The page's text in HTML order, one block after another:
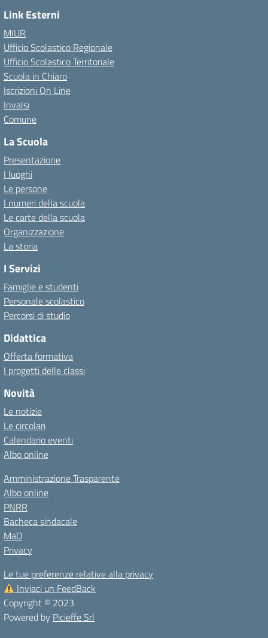
Link Esterni
MIUR
Ufficio Scolastico Regionale
Ufficio Scolastico Territoriale
Scuola in Chiaro
Iscrizioni On Line
Invalsi
Comune
La Scuola
Presentazione
I luoghi
Le persone
I numeri della scuola
Le carte della scuola
Organizzazione
La storia
I Servizi
Famiglie e studenti
Personale scolastico
Percorsi di studio
Didattica
Offerta formativa
I progetti delle classi
Novità
Le notizie
Le circolari
Calendario eventi
Albo online
Amministrazione Trasparente
Albo online
PNRR
Bacheca sindacale
MaD
Privacy
Le tue preferenze relative alla privacy
Inviaci un FeedBack
Copyright © 2023
Powered by Picieffe Srl